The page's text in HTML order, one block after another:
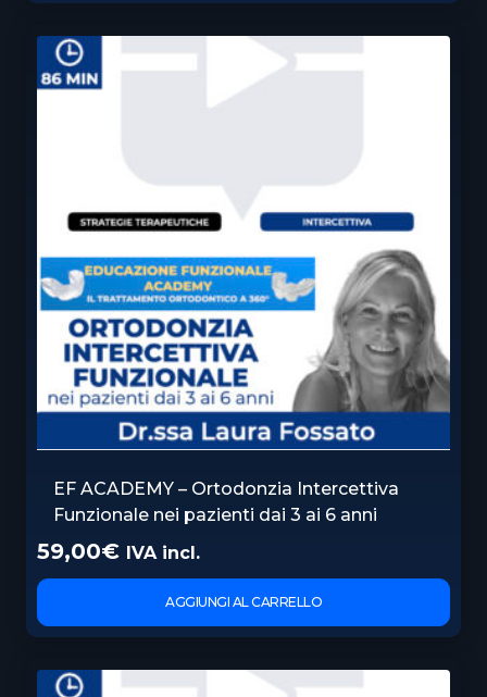
EF ACADEMY – Ortodonzia Intercettiva
Funzionale nei pazienti dai 3 ai 6 anni
59,00€ IVA incl.
AGGIUNGI AL CARRELLO